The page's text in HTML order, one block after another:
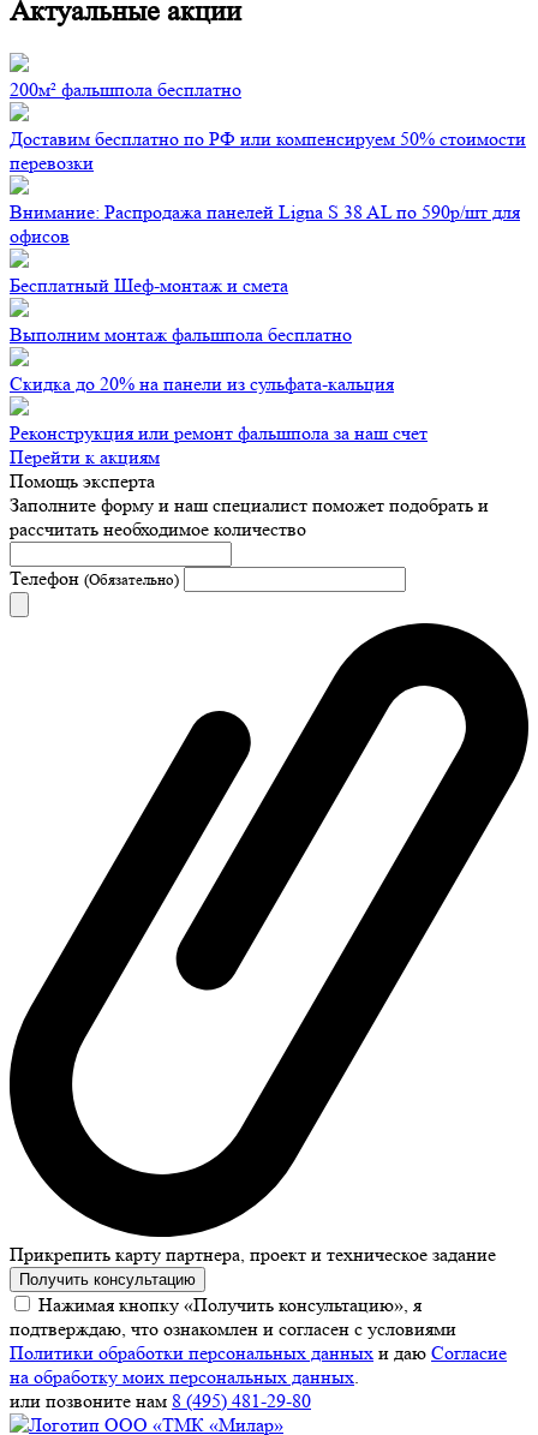
Актуальные акции
200м² фальшпола бесплатно
Доставим бесплатно по РФ или компенсируем 50% стоимости
перевозки
Внимание: Распродажа панелей Ligna S 38 AL по 590р/шт для
офисов
Бесплатный Шеф-монтаж и смета
Выполним монтаж фальшпола бесплатно
Скидка до 20% на панели из сульфата-кальция
Реконструкция или ремонт фальшпола за наш счет
Перейти к акциям
Помощь эксперта
Заполните форму и наш специалист поможет подобрать и
рассчитать необходимое количество
Телефон (Обязательно)
Прикрепить карту партнера, проект и техническое задание
Получить консультацию
Нажимая кнопку «Получить консультацию», я
подтверждаю, что ознакомлен и согласен с условиями
Политики обработки персональных данных и даю Согласие
на обработку моих персональных данных
или позвоните нам 8 (495) 481-29-80